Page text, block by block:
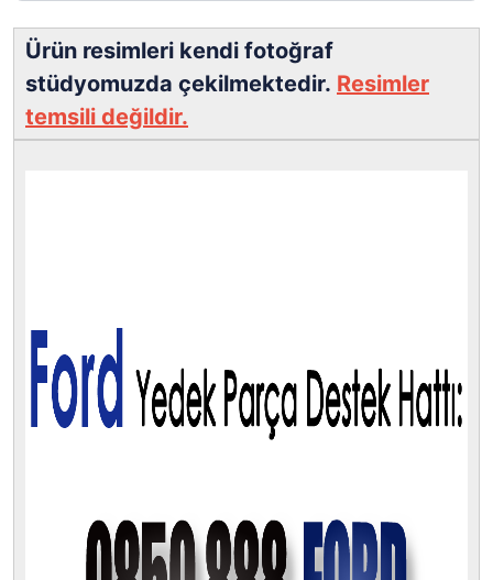
Ürün resimleri kendi fotoğraf
stüdyomuzda çekilmektedir. Resimler
temsili değildir.